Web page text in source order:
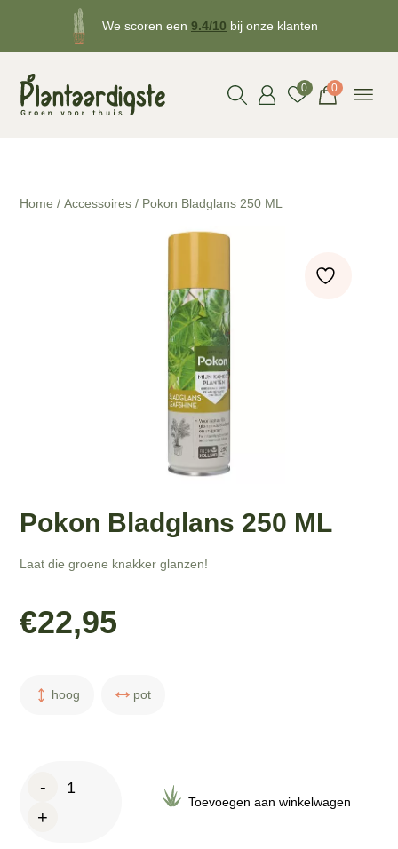
We scoren een 9.4/10 bij onze klanten
0 0
Home /Accessoires / Pokon Bladglans 250 ML
Pokon Bladglans 250 ML
Laat die groene knakker glanzen!
€22,95
hoog pot
-
Pokon
+
Toevoegen aan winkelwagen